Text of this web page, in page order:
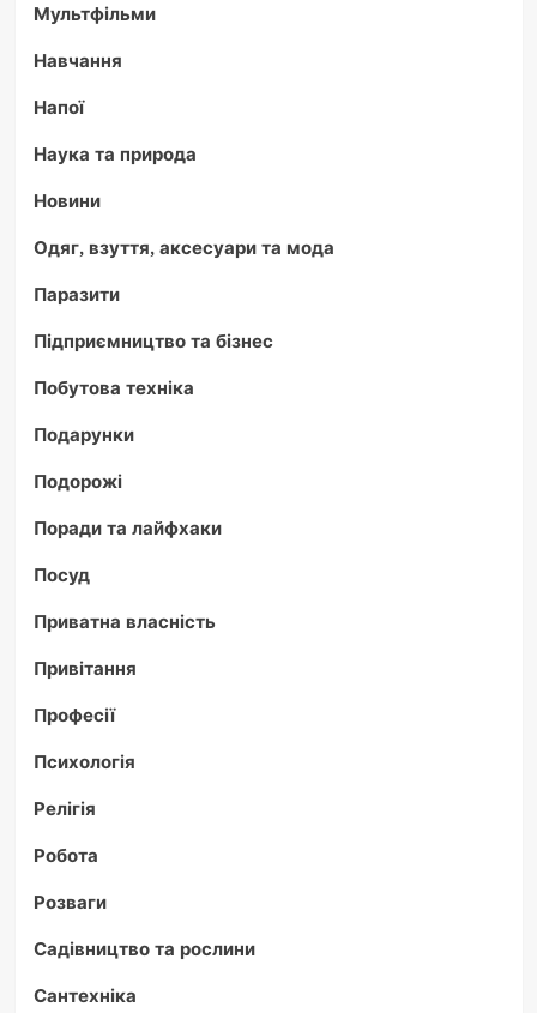
Мультфільми
Навчання
Напої
Наука та природа
Новини
Одяг, взуття, аксесуари та мода
Паразити
Підприємництво та бізнес
Побутова техніка
Подарунки
Подорожі
Поради та лайфхаки
Посуд
Приватна власність
Привітання
Професії
Психологія
Релігія
Робота
Розваги
Садівництво та рослини
Сантехніка